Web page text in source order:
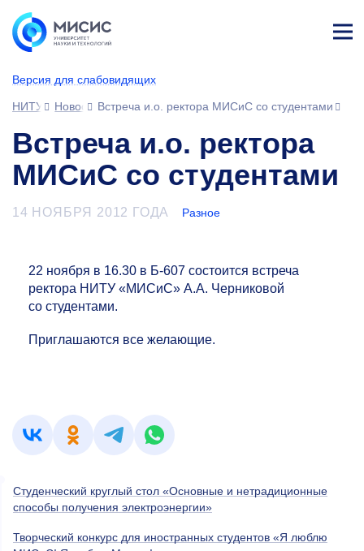
Версия для слабовидящих
ине
НИТУ МИСИС
НовостиВстреча и.о. ректора МИСиС со студентами
Встреча и.о. ректора
МИСиС со студентами
14 НОЯБРЯ 2012 ГОДА Разное
22 ноября в 16.30 в Б-607 состоится встреча
ректора НИТУ «МИСиС» А.А. Черниковой
со студентами.
Приглашаются все желающие.
Студенческий круглый стол «Основные и нетрадиционные
способы получения электроэнергии»
Творческий конкурс для иностранных студентов «Я люблю